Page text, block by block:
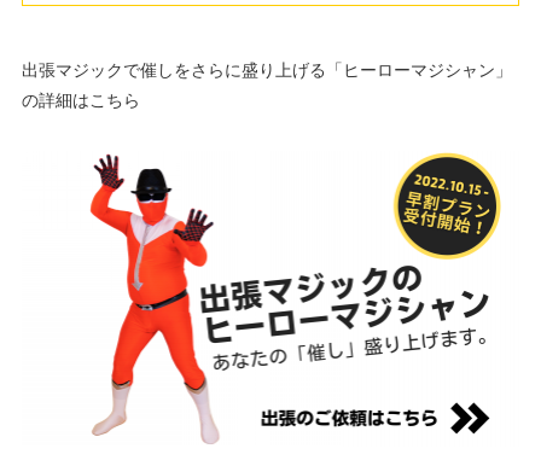
出張マジックで催しをさらに盛り上げる「ヒーローマジシャン」
の詳細はこちら